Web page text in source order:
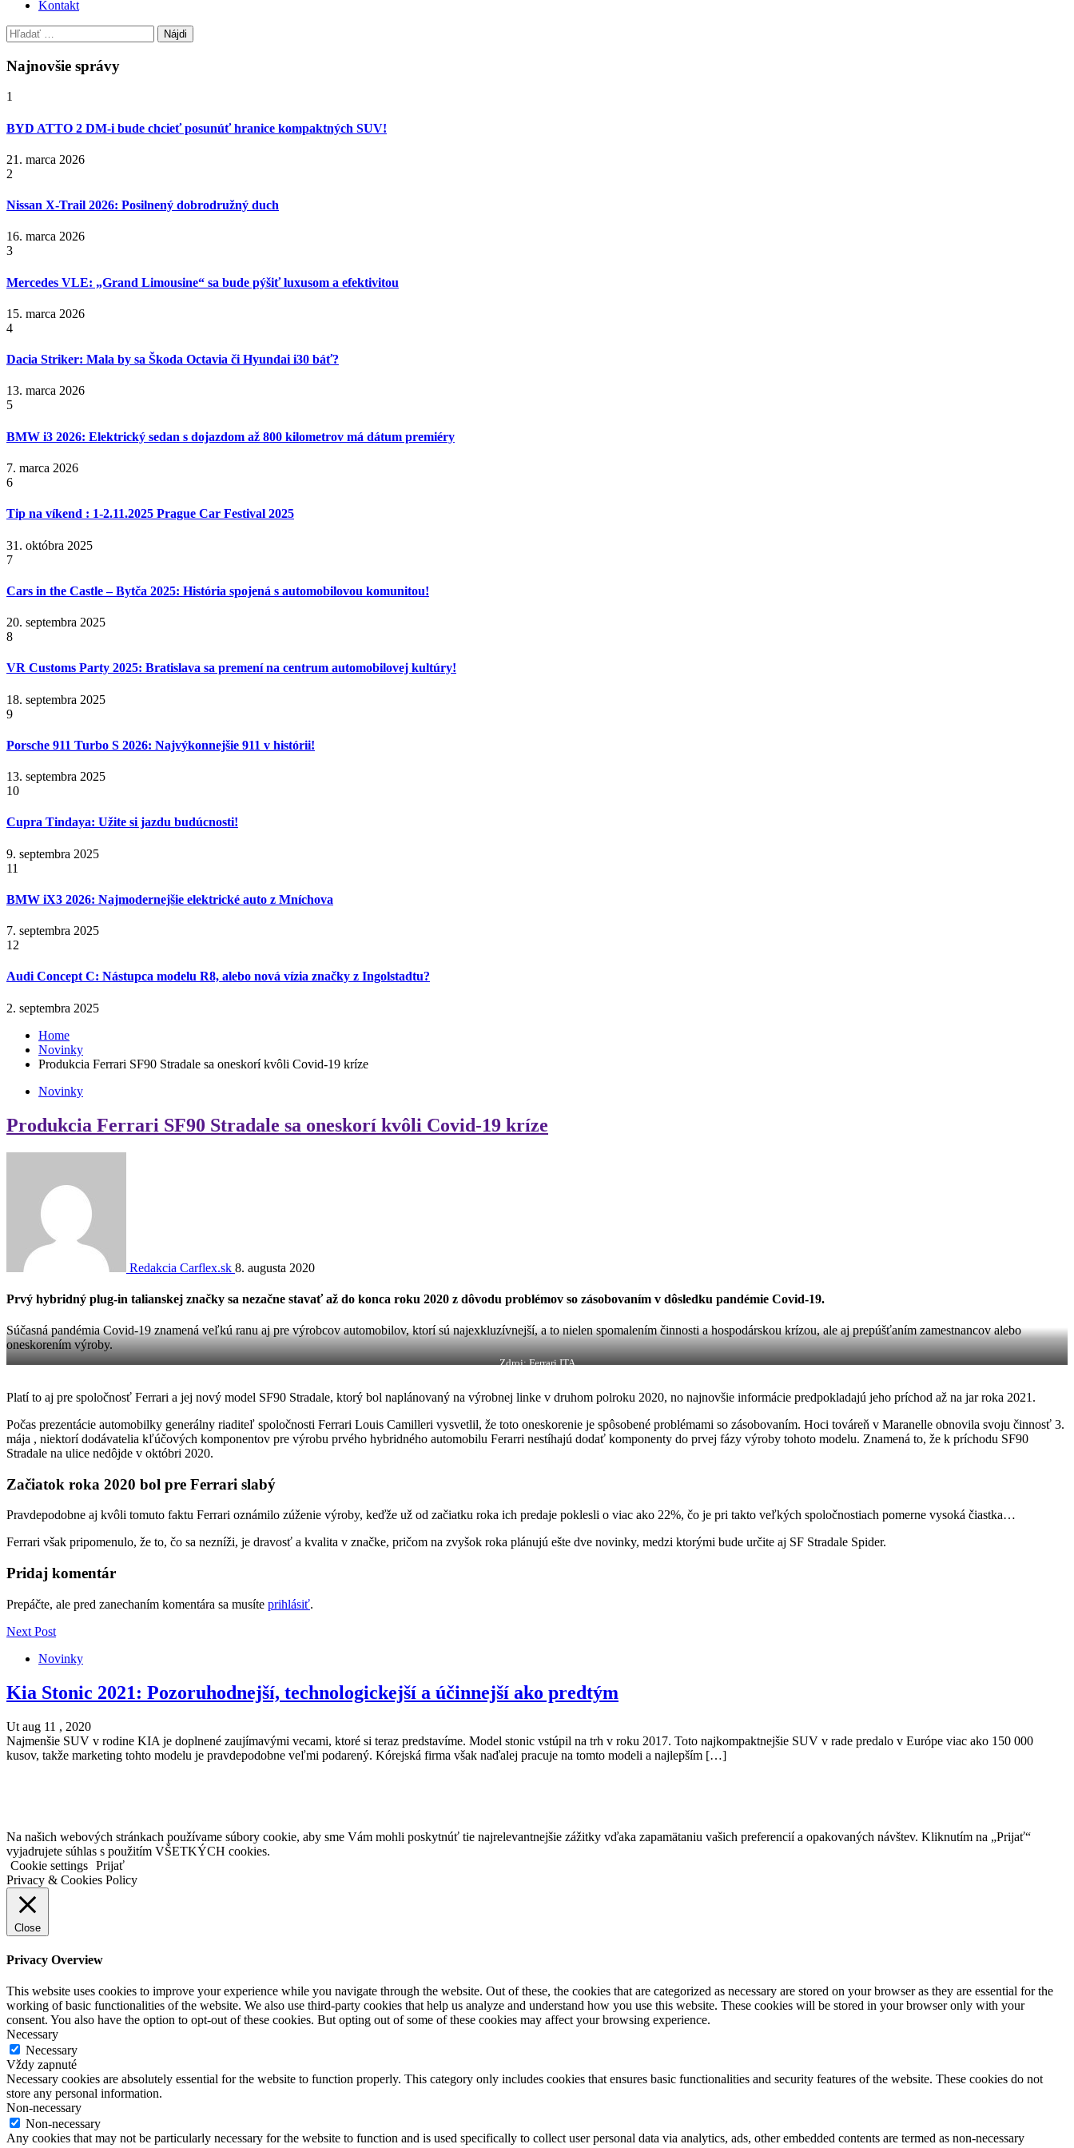
Kontakt
Hľadať:
Najnovšie správy
1
BYD ATTO 2 DM-i bude chcieť posunúť hranice kompaktných SUV!
21. marca 2026
2
Nissan X‑Trail 2026: Posilnený dobrodružný duch
16. marca 2026
3
Mercedes VLE: „Grand Limousine“ sa bude pýšiť luxusom a efektivitou
15. marca 2026
4
Dacia Striker: Mala by sa Škoda Octavia či Hyundai i30 báť?
13. marca 2026
5
BMW i3 2026: Elektrický sedan s dojazdom až 800 kilometrov má dátum premiéry
7. marca 2026
6
Tip na víkend : 1-2.11.2025 Prague Car Festival 2025
31. októbra 2025
7
Cars in the Castle – Bytča 2025: História spojená s automobilovou komunitou!
20. septembra 2025
8
VR Customs Party 2025: Bratislava sa premení na centrum automobilovej kultúry!
18. septembra 2025
9
Porsche 911 Turbo S 2026: Najvýkonnejšie 911 v histórii!
13. septembra 2025
10
Cupra Tindaya: Užite si jazdu budúcnosti!
9. septembra 2025
11
BMW iX3 2026: Najmodernejšie elektrické auto z Mníchova
7. septembra 2025
12
Audi Concept C: Nástupca modelu R8, alebo nová vízia značky z Ingolstadtu?
2. septembra 2025
Home
Novinky
Produkcia Ferrari SF90 Stradale sa oneskorí kvôli Covid-19 kríze
Novinky
Produkcia Ferrari SF90 Stradale sa oneskorí kvôli Covid-19 kríze
Redakcia Carflex.sk 8. augusta 2020
Prvý hybridný plug-in talianskej značky sa nezačne stavať až do konca roku 2020 z dôvodu problémov so zásobovaním v dôsledku pandémie Covid-19.
Súčasná pandémia Covid-19 znamená veľkú ranu aj pre výrobcov automobilov, ktorí sú najexkluzívnejší, a to nielen spomalením činnosti a hospodárskou krízou, ale aj prepúšťaním zamestnancov alebo
oneskorením výroby.
Zdroj: Ferrari ITA
Platí to aj pre spoločnosť Ferrari a jej nový model SF90 Stradale, ktorý bol naplánovaný na výrobnej linke v druhom polroku 2020, no najnovšie informácie predpokladajú jeho príchod až na jar roka 2021.
Počas prezentácie automobilky generálny riaditeľ spoločnosti Ferrari Louis Camilleri vysvetlil, že toto oneskorenie je spôsobené problémami so zásobovaním. Hoci továreň v Maranelle obnovila svoju činnosť 3.
mája , niektorí dodávatelia kľúčových komponentov pre výrobu prvého hybridného automobilu Ferarri nestíhajú dodať komponenty do prvej fázy výroby tohoto modelu. Znamená to, že k príchodu SF90
Stradale na ulice nedôjde v októbri 2020.
Začiatok roka 2020 bol pre Ferrari slabý
Pravdepodobne aj kvôli tomuto faktu Ferrari oznámilo zúženie výroby, keďže už od začiatku roka ich predaje poklesli o viac ako 22%, čo je pri takto veľkých spoločnostiach pomerne vysoká čiastka…
Ferrari však pripomenulo, že to, čo sa nezníži, je dravosť a kvalita v značke, pričom na zvyšok roka plánujú ešte dve novinky, medzi ktorými bude určite aj SF Stradale Spider.
Pridaj komentár
Prepáčte, ale pred zanechaním komentára sa musíte prihlásiť.
Next Post
Novinky
Kia Stonic 2021: Pozoruhodnejší, technologickejší a účinnejší ako predtým
Ut aug 11 , 2020
Najmenšie SUV v rodine KIA je doplnené zaujímavými vecami, ktoré si teraz predstavíme. Model stonic vstúpil na trh v roku 2017. Toto najkompaktnejšie SUV v rade predalo v Európe viac ako 150 000
kusov, takže marketing tohto modelu je pravdepodobne veľmi podarený. Kórejská firma však naďalej pracuje na tomto modeli a najlepším […]
Na našich webových stránkach používame súbory cookie, aby sme Vám mohli poskytnúť tie najrelevantnejšie zážitky vďaka zapamätaniu vašich preferencií a opakovaných návštev. Kliknutím na „Prijať“
vyjadrujete súhlas s použitím VŠETKÝCH cookies.
Cookie settings Prijať
Privacy & Cookies Policy
Close
Privacy Overview
This website uses cookies to improve your experience while you navigate through the website. Out of these, the cookies that are categorized as necessary are stored on your browser as they are essential for the
working of basic functionalities of the website. We also use third-party cookies that help us analyze and understand how you use this website. These cookies will be stored in your browser only with your
consent. You also have the option to opt-out of these cookies. But opting out of some of these cookies may affect your browsing experience.
Necessary
Necessary
Vždy zapnuté
Necessary cookies are absolutely essential for the website to function properly. This category only includes cookies that ensures basic functionalities and security features of the website. These cookies do not
store any personal information.
Non-necessary
Non-necessary
Any cookies that may not be particularly necessary for the website to function and is used specifically to collect user personal data via analytics, ads, other embedded contents are termed as non-necessary